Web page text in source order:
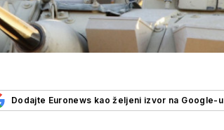
Dodajte Euronews kao željeni izvor na Google-u